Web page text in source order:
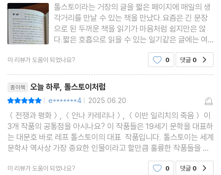
톨스토이라는 거장의 글을 짧은 페이지에 매일의 생
각거리를 만날 수 있는 책을 만났다.요즘은 긴 문장
으로 된 두꺼운 책을 읽기가 마음처럼 쉽지만은 않
다.짧은 호흡으로 읽을 수 있는 일기같은 글에는 여
러 성인들의 생각이나 글을 톨스토이의 언어로 소화
된 문장으로 쓰였다.인간 최대의 행복은 자유라고 말
수 없다. 즉, 어떤 사람
이 리뷰가 도움이 되었나요? 0 댓글 0
종이책 오늘 하루, 톨스토이처럼
| e*******4 | 2025.06.20
＜전쟁과 평화＞, ＜안나 카레리나＞, ＜이반 일리치의 죽음＞ 이
3개 작품의 공통점을 아시나요? 이 작품들은 19세기 문학을 대표하
는 대문호 바로 레프 톨스토이의 대표 작품입니다. 톨스토이는 세계
문학사 역사상 가장 중요한 인물이라고 할만큼 훌륭한 작품들을 많
이 남겼는데요그는 평생 삶의 진리와 의미를 탐구하였고 세계적인
성현들의 글을 읽으며 마음에 와닿는 내용을 메모
이 리뷰가 도움이 되었나요? 0 댓글 0